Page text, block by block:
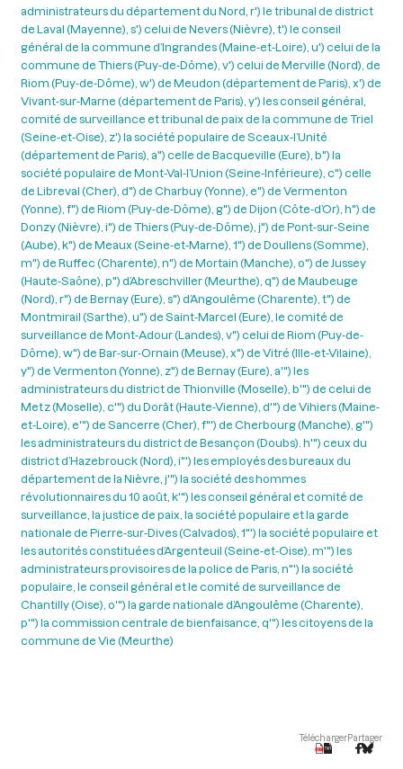
administrateurs du département du Nord, r') le tribunal de district
de Laval (Mayenne), s') celui de Nevers (Nièvre), t') le conseil
général de la commune d’Ingrandes (Maine-et-Loire), u') celui de la
commune de Thiers (Puy-de-Dôme), v') celui de Merville (Nord), de
Riom (Puy-de-Dôme), w') de Meudon (département de Paris), x') de
Vivant-sur-Marne (département de Paris), y') les conseil général,
comité de surveillance et tribunal de paix de la commune de Triel
(Seine-et-Oise), z') la société populaire de Sceaux-l’Unité
(département de Paris), a") celle de Bacqueville (Eure), b") la
société populaire de Mont-Val-l’Union (Seine-Inférieure), c") celle
de Libreval (Cher), d") de Charbuy (Yonne), e") de Vermenton
(Yonne), f") de Riom (Puy-de-Dôme), g") de Dijon (Côte-d’Or), h") de
Donzy (Nièvre), i") de Thiers (Puy-de-Dôme), j") de Pont-sur-Seine
(Aube), k") de Meaux (Seine-et-Marne), 1") de Doullens (Somme),
m") de Ruffec (Charente), n") de Mortain (Manche), o") de Jussey
(Haute-Saône), p") d’Abreschviller (Meurthe), q") de Maubeuge
(Nord), r") de Bernay (Eure), s") d’Angoulême (Charente), t") de
Montmirail (Sarthe), u") de Saint-Marcel (Eure), le comité de
surveillance de Mont-Adour (Landes), v") celui de Riom (Puy-de-
Dôme), w") de Bar-sur-Ornain (Meuse), x") de Vitré (Ille-et-Vilaine),
y") de Vermenton (Yonne), z") de Bernay (Eure), a'") les
administrateurs du district de Thionville (Moselle), b'") de celui de
Metz (Moselle), c'") du Dorât (Haute-Vienne), d'") de Vihiers (Maine-
et-Loire), e'") de Sancerre (Cher), f"') de Cherbourg (Manche), g'")
les administrateurs du district de Besançon (Doubs). h'") ceux du
district d’Hazebrouck (Nord), i"') les employés des bureaux du
département de la Nièvre, j'") la société des hommes
révolutionnaires du 10 août, k'") les conseil général et comité de
surveillance, la justice de paix, la société populaire et la garde
nationale de Pierre-sur-Dives (Calvados), 1"') la société populaire et
les autorités constituées d’Argenteuil (Seine-et-Oise), m'") les
administrateurs provisoires de la police de Paris, n"') la société
populaire, le conseil général et le comité de surveillance de
Chantilly (Oise), o'") la garde nationale d’Angoulême (Charente),
p'") la commission centrale de bienfaisance, q'") les citoyens de la
commune de Vie (Meurthe)
TéléchargerPartager